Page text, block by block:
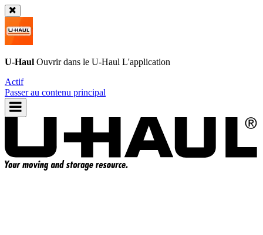
U-Haul Ouvrir dans le U-Haul L'application
Actif
Passer au contenu principal